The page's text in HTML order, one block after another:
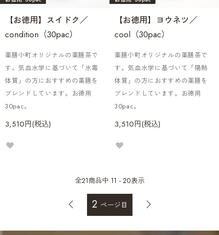
【お徳用】スイドク／
condition（30pac）
薬膳小町オリジナルの薬膳茶で
す。気血水学に基づいて「水毒
体質」の方におすすめの薬膳を
ブレンドしています。お徳用
30pac。
3,510円(税込)
【お徳用】ヨウネツ／
cool（30pac）
薬膳小町オリジナルの薬膳茶で
す。気血水学に基づいて「陽熱
体質」の方におすすめの薬膳を
ブレンドしています。お徳用
30pac。
3,510円(税込)
全21商品中 11 - 20表示
2 ページ目